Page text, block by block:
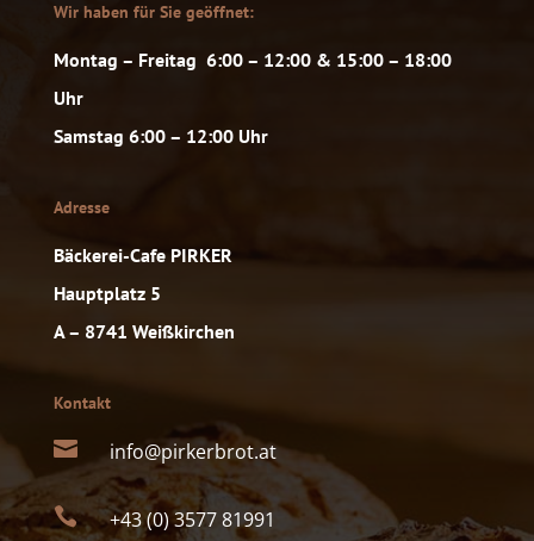
Wir haben für Sie geöffnet:
Montag – Freitag 6:00 – 12:00 & 15:00 – 18:00
Uhr
Samstag 6:00 – 12:00 Uhr
Adresse
Bäckerei-Cafe PIRKER
Hauptplatz 5
A – 8741 Weißkirchen
Kontakt
 info@pirkerbrot.at
 +43 (0) 3577 81991